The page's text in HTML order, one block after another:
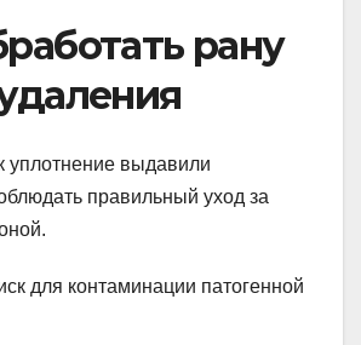
рану
уплотнение выдавили
правильный уход за
для контаминации патогенной